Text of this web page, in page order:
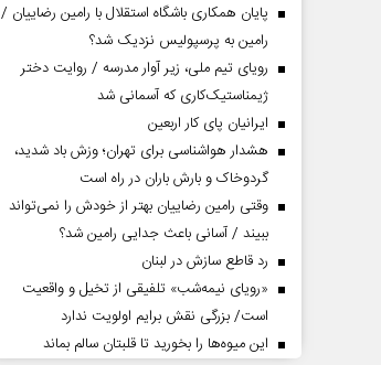
پایان همکاری باشگاه استقلال با رامین رضاییان /
رامین به پرسپولیس نزدیک شد؟
رویای تیم ملی، زیر آوار مدرسه / روایت دختر
ژیمناستیک‌کاری که آسمانی شد
ایرانیان پای کار اربعین
هشدار هواشناسی برای تهران؛ وزش باد شدید،
گردوخاک و بارش باران در راه است
وقتی رامین رضاییان بهتر از خودش را نمی‌تواند
ببیند / آسانی باعث جدایی رامین شد؟
رد قاطع سازش در لبنان
«رویای نیمه‌شب» تلفیقی از تخیل و واقعیت
است/ بزرگی نقش برایم اولویت ندارد
این میوه‌ها را بخورید تا قلبتان سالم بماند